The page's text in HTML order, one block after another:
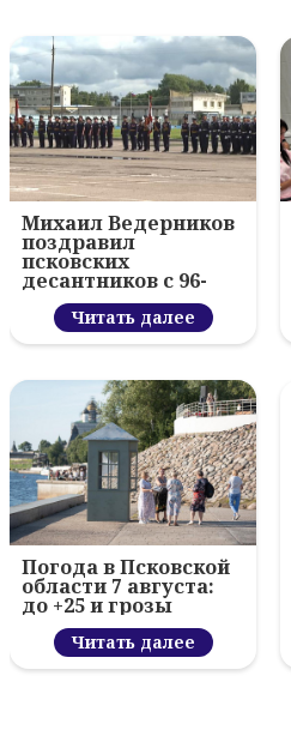
Михаил Ведерников
поздравил
псковских
десантников с 96-
летием ВДВ и
вручил награды
Читать далее
Погода в Псковской
области 7 августа:
до +25 и грозы
Читать далее